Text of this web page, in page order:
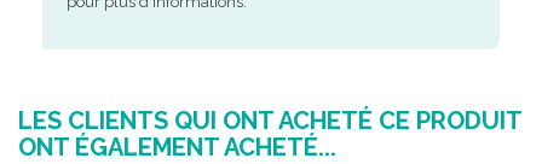
LES CLIENTS QUI ONT ACHETÉ CE PRODUIT
ONT ÉGALEMENT ACHETÉ...